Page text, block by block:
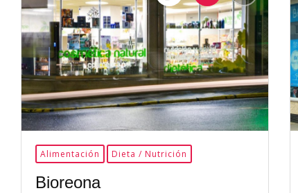
35Me
Gusta
Alimentación Dieta / Nutrición
Bioreona